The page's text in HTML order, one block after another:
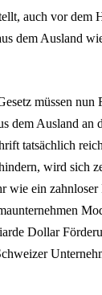
auch vor dem
dem Ausland
müssen nun
dem Ausland an
tatsächlich
wird sich
wie ein zahnloser
Dollar